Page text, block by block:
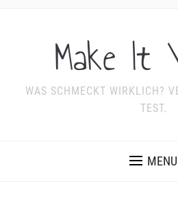
Make It
WAS SCHMECKT WIRKLICH?
TEST.
MENU